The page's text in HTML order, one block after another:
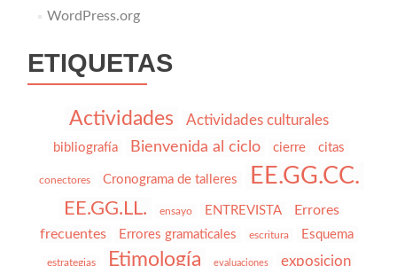
WordPress.org
ETIQUETAS
Actividades Actividades culturales
bibliografía Bienvenida al ciclo cierre citas
conectores Cronograma de talleres EE.GG.CC.
EE.GG.LL. ensayo ENTREVISTA
Errores
frecuentes
Errores gramaticales escritura Esquema
estrategias Etimología evaluaciones exposicion